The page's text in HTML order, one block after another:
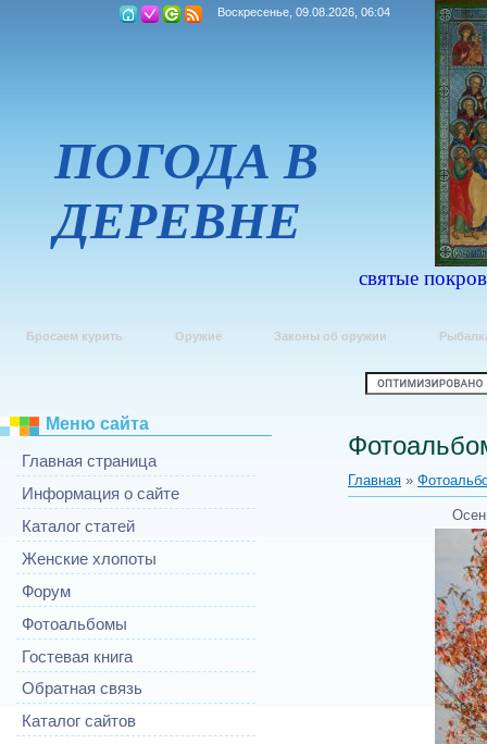
Воскресенье, 09.08.2026, 06:04
ПОГОДА В
ДЕРЕВНЕ
святые
Бросаем курить Оружие Законы об оружии
Меню сайта
Главная страница
Информация о сайте
Каталог статей
Женские хлопоты
Форум
Фотоальбомы
Гостевая книга
Обратная связь
Каталог сайтов
Главная »